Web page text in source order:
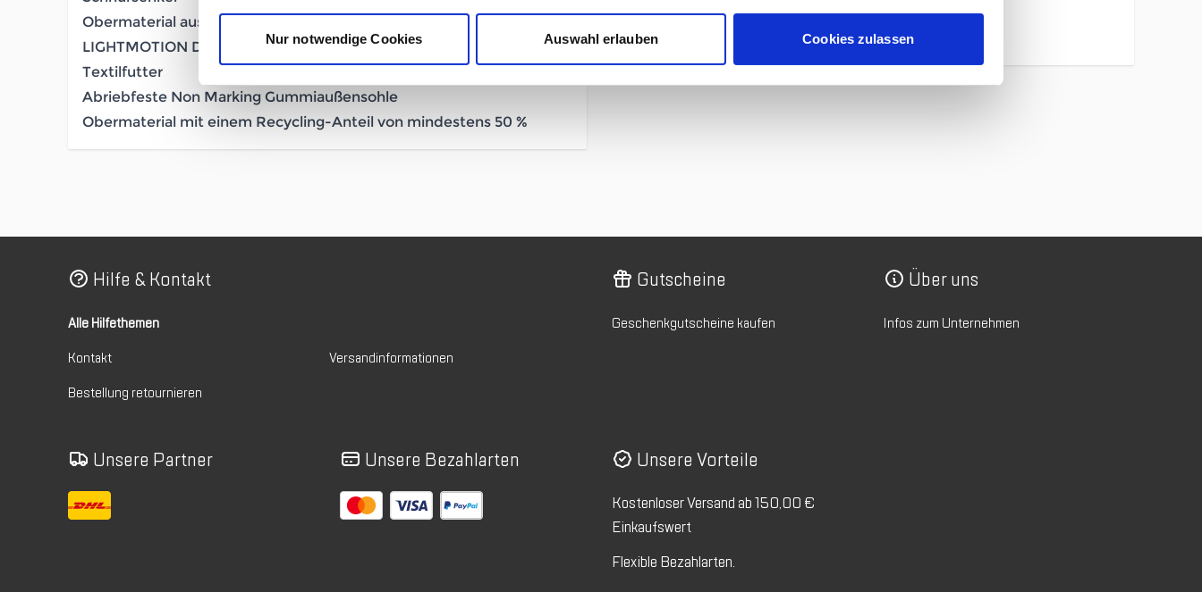
Nur notwendige Cookies Auswahl erlauben Cookies zulassen
Obermaterial aus Sandwich-Mesh
LIGHTMOTION Dämpfung
Textilfutter
Abriebfeste Non Marking Gummiaußensohle
Obermaterial mit einem Recycling-Anteil von mindestens 50 %
Hilfe & Kontakt
Alle Hilfethemen
Kontakt
Versandinformationen
Bestellung retournieren
Gutscheine
Geschenkgutscheine kaufen
Über uns
Infos zum Unternehmen
Unsere Partner Unsere Bezahlarten Unsere Vorteile
Kostenloser Versand ab 150,00 €
Einkaufswert
Flexible Bezahlarten.